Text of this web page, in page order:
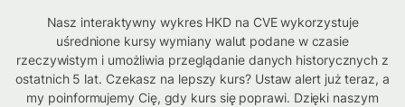
Nasz interaktywny wykres HKD na CVE wykorzystuje
uśrednione kursy wymiany walut podane w czasie
rzeczywistym i umożliwia przeglądanie danych historycznych z
ostatnich 5 lat. Czekasz na lepszy kurs? Ustaw alert już teraz, a
my poinformujemy Cię, gdy kurs się poprawi. Dzięki naszym